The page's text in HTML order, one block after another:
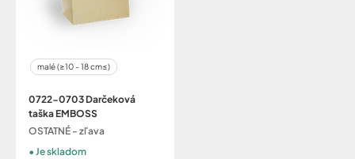
malé (≥10 - 18 cm≤)
0722-0703 Darčeková
taška EMBOSS
OSTATNÉ - zľava
Je skladom